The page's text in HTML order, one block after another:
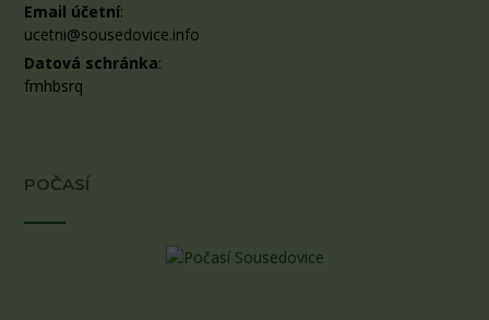
Email účetní:
ucetni@sousedovice.info
Datová schránka:
fmhbsrq
POČASÍ